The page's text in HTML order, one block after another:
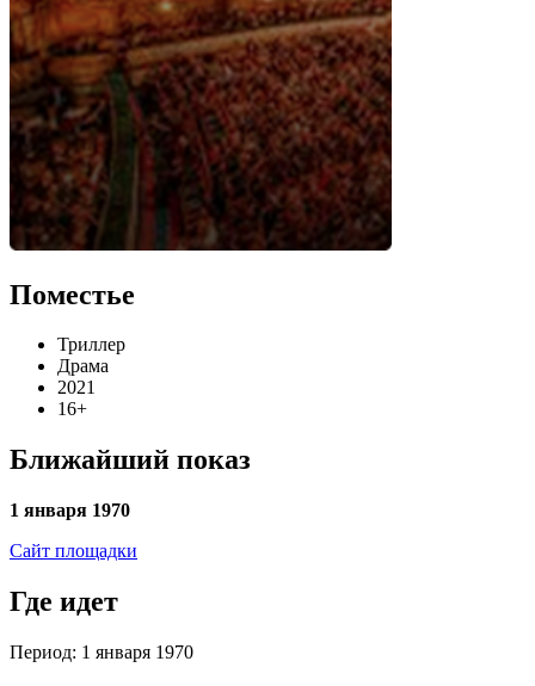
Поместье
Триллер
Драма
2021
16+
Ближайший показ
1 января 1970
Сайт площадки
Где идет
Период: 1 января 1970